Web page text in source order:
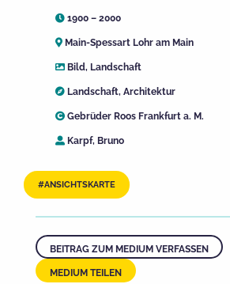
1900 – 2000
Main-Spessart Lohr am Main
Bild, Landschaft
Landschaft, Architektur
Gebrüder Roos Frankfurt a. M.
Karpf, Bruno
ANSICHTSKARTE
BEITRAG ZUM MEDIUM VERFASSEN
MEDIUM TEILEN